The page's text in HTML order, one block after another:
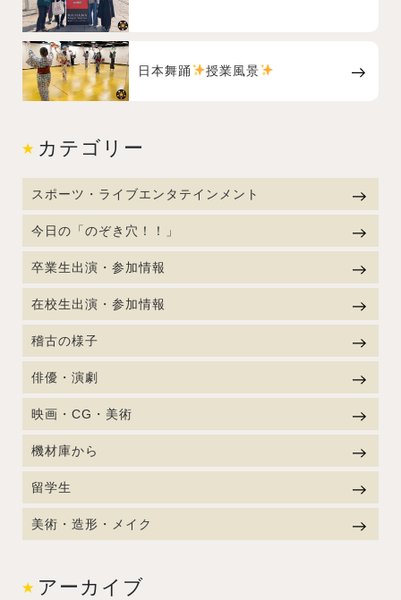
日本舞踊 授業風景
カテゴリー
スポーツ・ライブエンタテインメント
今日の「のぞき穴！！」
卒業生出演・参加情報
在校生出演・参加情報
稽古の様子
俳優・演劇
映画・CG・美術
機材庫から
留学生
美術・造形・メイク
アーカイブ